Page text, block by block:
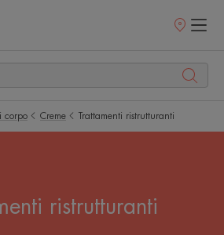
Punti
corpo Creme Trattamenti ristrutturanti
ristrutturanti